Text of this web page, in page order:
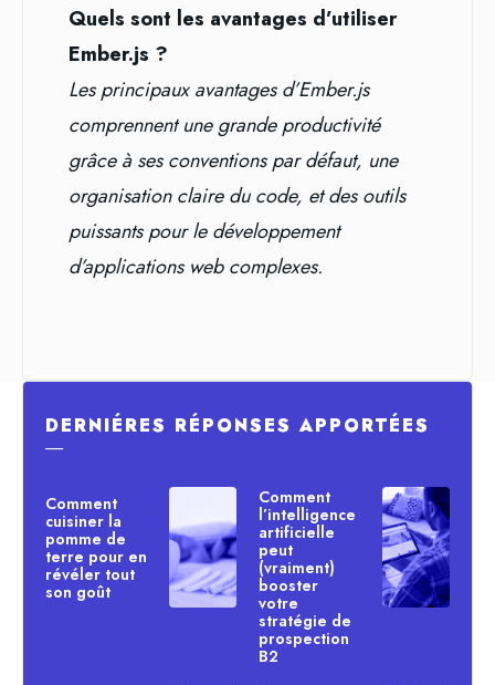
Quels sont les avantages d’utiliser
Ember.js ?
Les principaux avantages d’Ember.js
comprennent une grande productivité
grâce à ses conventions par défaut, une
organisation claire du code, et des outils
puissants pour le développement
d’applications web complexes.
DERNIÉRES RÉPONSES APPORTÉES
―
Comment
cuisiner la
pomme de
terre pour en
révéler tout
son goût
Comment
l’intelligence
artificielle
peut
(vraiment)
booster
votre
stratégie de
prospection
B2